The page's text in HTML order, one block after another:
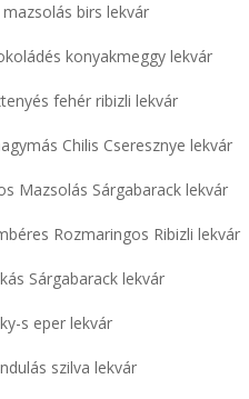
birs lekvár
konyakmeggy lekvár
fehér ribizli lekvár
Chilis Cseresznye lekvár
Mazsolás Sárgabarack lekvár
Rozmaringos Ribizli lekvár
Sárgabarack lekvár
s eper lekvár
szilva lekvár